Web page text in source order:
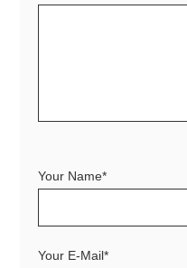
Your Name*
Your E-Mail*